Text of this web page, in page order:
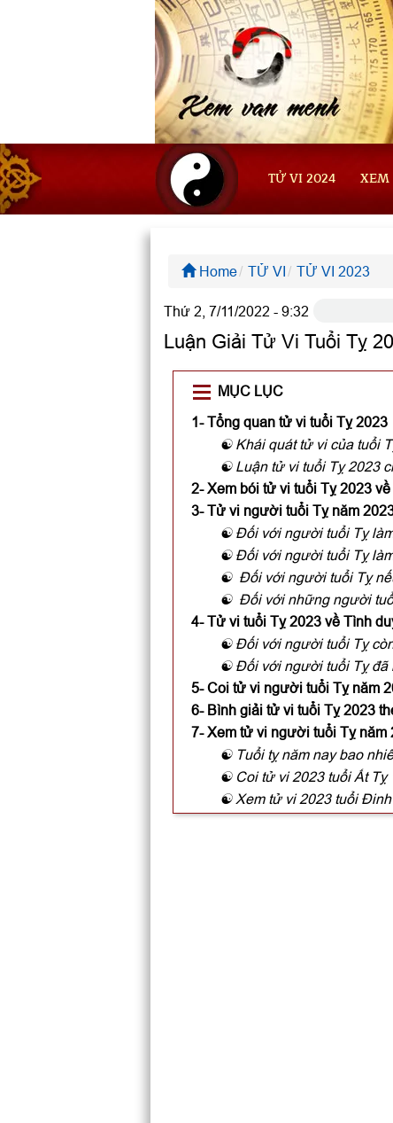
TỬ VI 2024 XEM
Home TỬ VI TỬ VI 2023
Thứ 2, 7/11/2022 - 9:32
Luận Giải Tử Vi Tuổi Tỵ
MỤC LỤC
1- Tổng quan tử vi tuổi Tỵ 2023
☯ Khái quát tử vi của tuổi
☯ Luận tử vi tuổi Tỵ 2023
2- Xem bói tử vi tuổi Tỵ 2023
3- Tử vi người tuổi Tỵ năm
☯ Đối với người tuổi Tỵ
☯ Đối với người tuổi Tỵ
☯ Đối với người tuổi Tỵ
☯ Đối với những người
4- Tử vi tuổi Tỵ 2023 về Tình
☯ Đối với người tuổi Tỵ
☯ Đối với người tuổi Tỵ đã
5- Coi tử vi người tuổi Tỵ năm
6- Bình giải tử vi tuổi Tỵ 2023
7- Xem tử vi người tuổi Tỵ năm
☯ Tuổi tỵ năm nay bao
☯ Coi tử vi 2023 tuổi Ất Tỵ
☯ Xem tử vi 2023 tuổi Đinh
☯ Tử vi năm 2023 tuổi Tỵ